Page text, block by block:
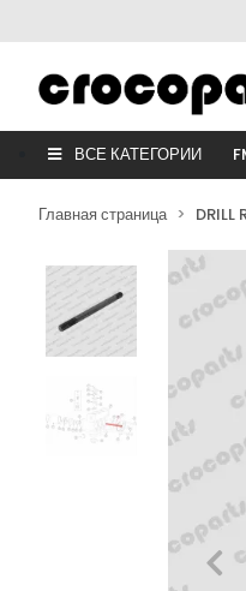
ВСЕ КАТЕГОРИИ
Главная страница DRILL